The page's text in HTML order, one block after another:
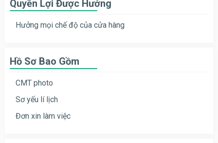
Quyền Lợi Được Hưởng
Hưởng mọi chế độ của cửa hàng
Hồ Sơ Bao Gồm
CMT photo
Sơ yếu lí lịch
Đơn xin làm việc